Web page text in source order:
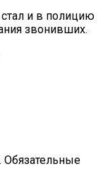
и в полицию
звонивших.
Обязательные